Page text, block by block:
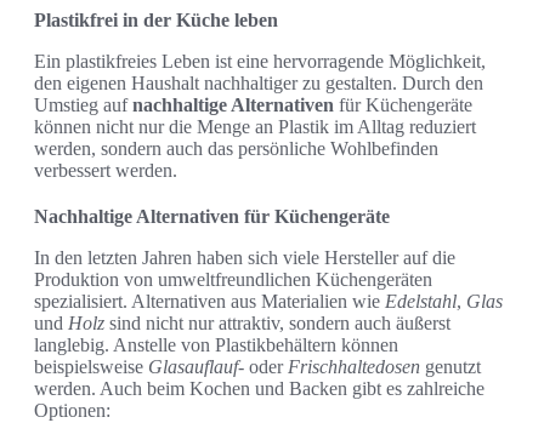
Plastikfrei in der Küche leben
Ein plastikfreies Leben ist eine hervorragende Möglichkeit,
den eigenen Haushalt nachhaltiger zu gestalten. Durch den
Umstieg aufnachhaltige Alternativen für Küchengeräte
können nicht nur die Menge an Plastik im Alltag reduziert
werden, sondern auch das persönliche Wohlbefinden
verbessert werden.
Nachhaltige Alternativen für Küchengeräte
In den letzten Jahren haben sich viele Hersteller auf die
Produktion von umweltfreundlichen Küchengeräten
spezialisiert. Alternativen aus Materialien wie Edelstahl, Glas
und Holz sind nicht nur attraktiv, sondern auch äußerst
langlebig. Anstelle von Plastikbehältern können
beispielsweise Glasauflauf- oder Frischhaltedosen genutzt
werden. Auch beim Kochen und Backen gibt es zahlreiche
Optionen: